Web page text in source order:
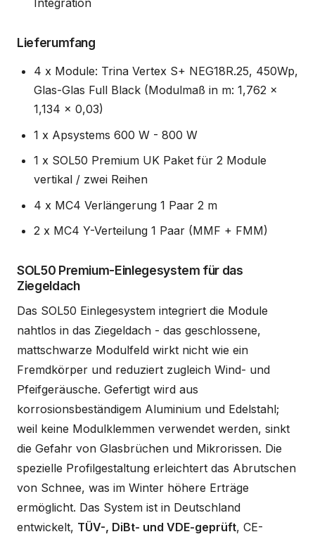
Lieferumfang
4 x Module: Trina Vertex S+ NEG18R.25, 450Wp,
Glas-Glas Full Black (Modulmaß in m: 1,762 x
1,134 x 0,03)
1 x Apsystems 600 W - 800 W
1 x SOL50 Premium UK Paket für 2 Module
vertikal / zwei Reihen
4 x MC4 Verlängerung 1 Paar 2 m
2 x MC4 Y-Verteilung 1 Paar (MMF + FMM)
SOL50 Premium-Einlegesystem für das
Ziegeldach
Das SOL50 Einlegesystem integriert die Module
nahtlos in das Ziegeldach - das geschlossene,
mattschwarze Modulfeld wirkt nicht wie ein
Fremdkörper und reduziert zugleich Wind- und
Pfeifgeräusche. Gefertigt wird aus
korrosionsbeständigem Aluminium und Edelstahl;
weil keine Modulklemmen verwendet werden, sinkt
die Gefahr von Glasbrüchen und Mikrorissen. Die
spezielle Profilgestaltung erleichtert das Abrutschen
von Schnee, was im Winter höhere Erträge
ermöglicht. Das System ist in Deutschland
entwickelt, TÜV-, DiBt- und VDE-geprüft, CE-